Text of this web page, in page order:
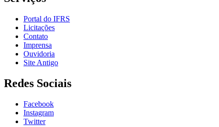
Portal do IFRS
Licitações
Contato
Imprensa
Ouvidoria
Site Antigo
Redes Sociais
Facebook
Instagram
Twitter